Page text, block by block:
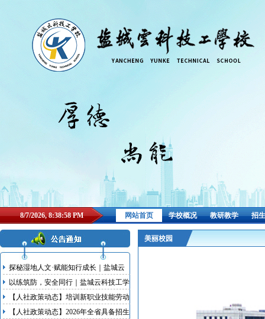
8/7/2026, 8:38:59 PM 网站首页 学校概况 教研教学 招
探秘湿地人文·赋能知行成长｜盐城云
科技工学校研学实践活动
以练筑防，安全同行｜盐城云科技工学
校开展地震、消防双应急疏散演练
【人社政策动态】培训新职业技能劳动
者不少于100万人次 江苏启动新职业新
【人社政策动态】2026年全省具备招生
美丽校园